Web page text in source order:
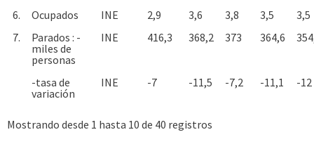
6. Ocupados INE 2,9 3,6 3,8 3,5
3,5
7.
Parados : -
miles de
personas
INE 416,3 368,2 373 364,6
-tasa de
variación
INE -7 -11,5 -7,2 -11,1 -12
Mostrando desde 1 hasta 10 de 40 registros